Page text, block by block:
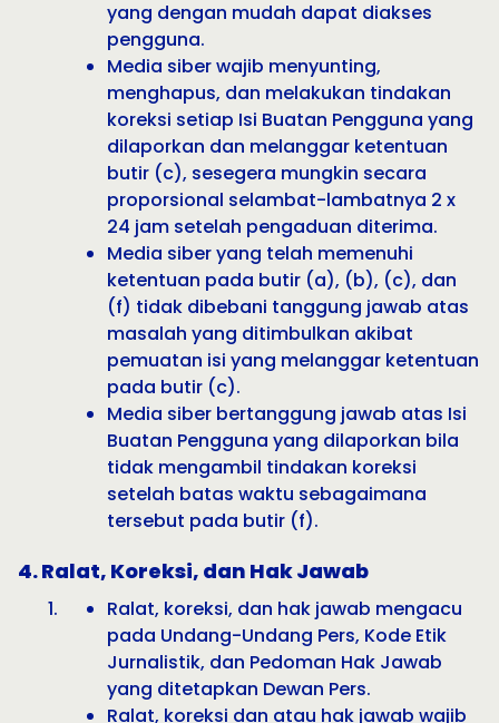
yang dengan mudah dapat diakses
pengguna.
Media siber wajib menyunting,
menghapus, dan melakukan tindakan
koreksi setiap Isi Buatan Pengguna yang
dilaporkan dan melanggar ketentuan
butir (c), sesegera mungkin secara
proporsional selambat-lambatnya 2 x
24 jam setelah pengaduan diterima.
Media siber yang telah memenuhi
ketentuan pada butir (a), (b), (c), dan
(f) tidak dibebani tanggung jawab atas
masalah yang ditimbulkan akibat
pemuatan isi yang melanggar ketentuan
pada butir (c).
Media siber bertanggung jawab atas Isi
Buatan Pengguna yang dilaporkan bila
tidak mengambil tindakan koreksi
setelah batas waktu sebagaimana
tersebut pada butir (f).
4. Ralat, Koreksi, dan Hak Jawab
Ralat, koreksi, dan hak jawab mengacu
pada Undang-Undang Pers, Kode Etik
Jurnalistik, dan Pedoman Hak Jawab
yang ditetapkan Dewan Pers.
Ralat, koreksi dan atau hak jawab wajib